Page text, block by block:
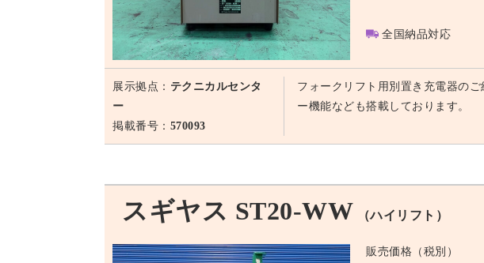
全国納品対応
展示拠点： テクニカルセンタ
ー
掲載番号： 570093
フォークリフト用別置き充電器の
ー機能なども搭載しております。
スギヤス ST20-WW （ハイリフト）
販売価格（税別）